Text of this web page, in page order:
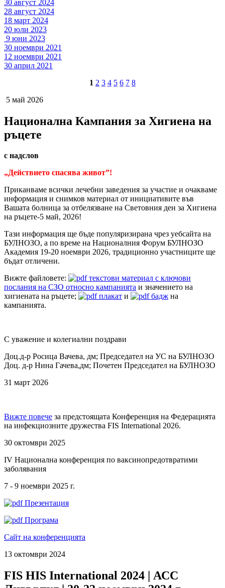
30 август 2024
28 август 2024
18 март 2024
20 юли 2023
9 юни 2023
30 ноември 2021
12 ноември 2021
30 април 2021
1 2 3 4 5 6 7 8
5 май 2026
Национална Кампания за Хигиена на
ръцете
с надслов
„Действието спасява живот”!
Приканваме всички лечебни заведения за участие и очакваме
информация и снимков материал от инициативите във
Вашата болница за отбелязване на Световния ден за Хигиена
на ръцете-5 май, 2026!
Тази информация ще бъде популяризирана чрез уебсайта на
БУЛНОЗО, а по време на Националния Форум БУЛНОЗО
Академия 19-20 ноември 2026, традиционно участниците ще
бъдат отличени.
Вижте файловете:
текстови материал с ключови
послания на СЗО относно кампанията и значението на
хигиената на ръцете;
плакат и бадж на
кампанията.
С уважение и колегиални поздрави
Доц.д-р Росица Вачева, дм; Председател на УС на БУЛНОЗО
Доц. д-р Нина Гачева,дм; Почетен Председател на БУЛНОЗО
31 март 2026
Вижте повече за предстоящата Конференция на Федерацията
на инфекциозните дружества FIS International 2026.
30 октомври 2025
IV Национална конференция по ваксинопредотвратими
заболявания
7 - 9 ноември 2025 г.
Презентация
Програма
Сайт на конференцията
13 октомври 2024
FIS HIS International 2024 | АСС